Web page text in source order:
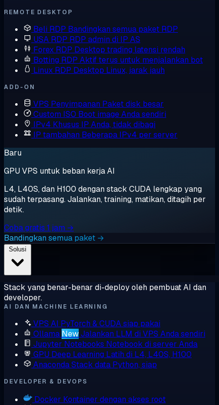
REMOTE DESKTOP
Beli RDP Bandingkan semua paket RDP
USA RDP RDP admin di IP AS
Forex RDP Desktop trading latensi rendah
Botting RDP Aktif terus untuk menjalankan bot
Linux RDP Desktop Linux, jarak jauh
ADD-ON
VPS Penyimpanan Paket disk besar
Custom ISO Boot image Anda sendiri
IPv4 Khusus IP Anda, tidak dibagi
IP tambahan Beberapa IPv4 per server
Baru
GPU VPS untuk beban kerja AI
L4, L40S, dan H100 dengan stack CUDA lengkap yang
sudah terpasang. Jalankan, training, matikan, ditagih per
detik.
Coba gratis 1 jam →
Bandingkan semua paket →
Stack yang benar-benar di-deploy oleh pembuat AI dan
developer.
AI DAN MACHINE LEARNING
VPS AI PyTorch & CUDA siap pakai
Ollama NewJalankan LLM di VPS Anda sendiri
Jupyter Notebooks Notebook di server Anda
GPU Deep Learning Latih di L4, L40S, H100
AnacondaStack data Python, siap
DEVELOPER & DEVOPS
Docker Kontainer dengan akses root